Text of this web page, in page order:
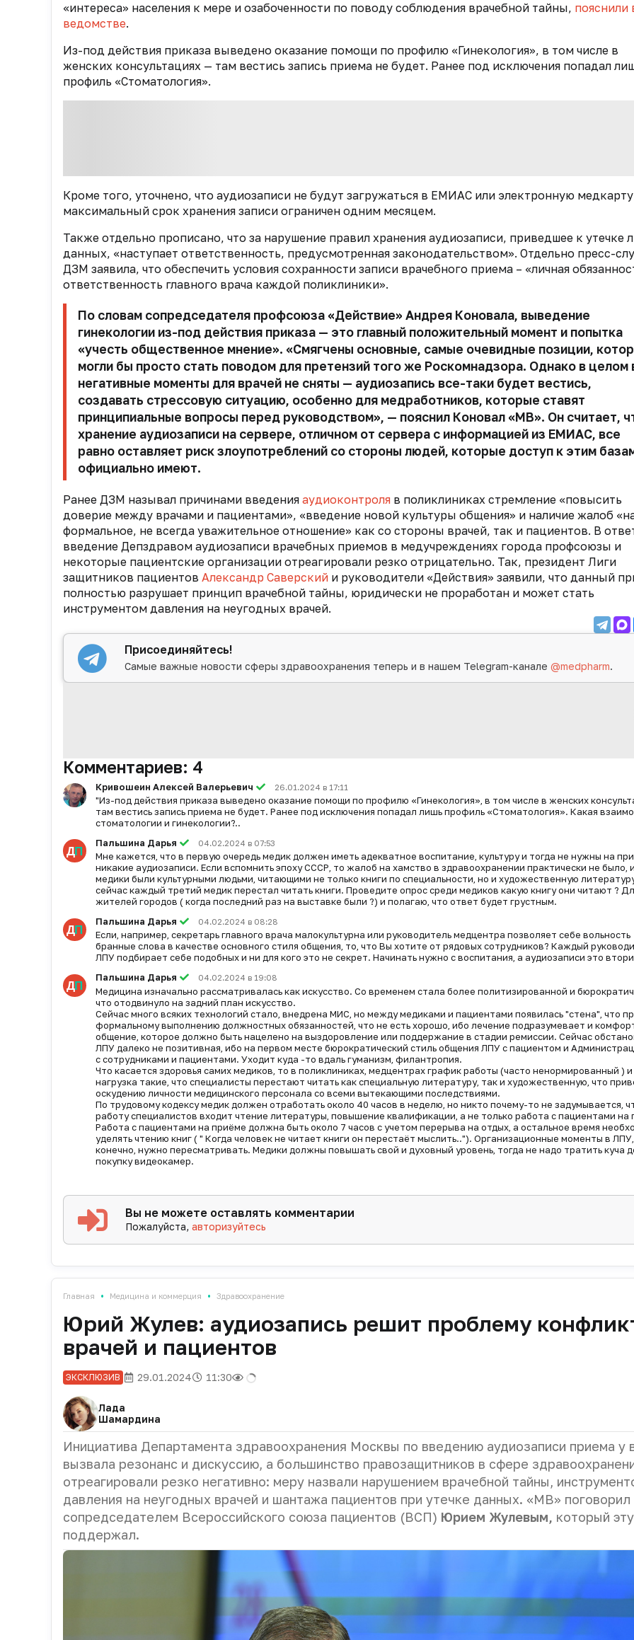
«интереса» населения к мере и озабоченности по поводу соблюдения врачебной тайны, пояснили
ведомстве.
Из-под действия приказа выведено оказание помощи по профилю «Гинекология», в том числе в
женских консультациях — там вестись запись приема не будет. Ранее под исключения попадал
профиль «Стоматология».
Кроме того, уточнено, что аудиозаписи не будут загружаться в ЕМИАС или электронную
максимальный срок хранения записи ограничен одним месяцем.
Также отдельно прописано, что за нарушение правил хранения аудиозаписи, приведшее к утечке
данных, «наступает ответственность, предусмотренная законодательством». Отдельно пресс-
ДЗМ заявила, что обеспечить условия сохранности записи врачебного приема – «личная
ответственность главного врача каждой поликлиники».
По словам сопредседателя профсоюза «Действие» Андрея Коновала, выведение
гинекологии из-под действия приказа — это главный положительный момент и попытка
«учесть общественное мнение». «Смягчены основные, самые очевидные позиции,
могли бы просто стать поводом для претензий того же Роскомнадзора. Однако в целом
негативные моменты для врачей не сняты — аудиозапись все-таки будет вестись,
создавать стрессовую ситуацию, особенно для медработников, которые ставят
принципиальные вопросы перед руководством», — пояснил Коновал «МВ». Он считает,
хранение аудиозаписи на сервере, отличном от сервера с информацией из ЕМИАС, все
равно оставляет риск злоупотреблений со стороны людей, которые доступ к этим
официально имеют.
Ранее ДЗМ называл причинами введения аудиоконтроля в поликлиниках стремление «повысить
доверие между врачами и пациентами», «введение новой культуры общения» и наличие жалоб
формальное, не всегда уважительное отношение» как со стороны врачей, так и пациентов. В
введение Депздравом аудиозаписи врачебных приемов в медучреждениях города профсоюзы и
некоторые пациентские организации отреагировали резко отрицательно. Так, президент Лиги
защитников пациентов Александр Саверский и руководители «Действия» заявили, что данный
полностью разрушает принцип врачебной тайны, юридически не проработан и может стать
инструментом давления на неугодных врачей.
Присоединяйтесь!
Самые важные новости сферы здравоохранения теперь и в нашем Telegram-канале@medpharm.
Комментариев: 4
Кривошеин Алексей Валерьевич 26.01.2024 в 17:11
"Из-под действия приказа выведено оказание помощи по профилю «Гинекология», в том числе в женских
там вестись запись приема не будет. Ранее под исключения попадал лишь профиль «Стоматология». Какая
стоматологии и гинекологии?..
Пальшина Дарья
04.02.2024 в 07:53
Мне кажется, что в первую очередь медик должен иметь адекватное воспитание, культуру и тогда не нужны на
никакие аудиозаписи. Если вспомнить эпоху СССР, то жалоб на хамство в здравоохранении практически не было,
медики были культурными людьми, читающими не только книги по специальности, но и художественную
сейчас каждый третий медик перестал читать книги. Проведите опрос среди медиков какую книгу они читают ?
жителей городов ( когда последний раз на выставке были ?) и полагаю, что ответ будет грустным.
Пальшина Дарья
04.02.2024 в 08:28
Если, например, секретарь главного врача малокультурна или руководитель медцентра позволяет себе вольность
бранные слова в качестве основного стиля общения, то, что Вы хотите от рядовых сотрудников? Каждый
ЛПУ подбирает себе подобных и ни для кого это не секрет. Начинать нужно с воспитания, а аудиозаписи это
Пальшина Дарья
04.02.2024 в 19:08
Медицина изначально рассматривалась как искусство. Со временем стала более политизированной и
что отодвинуло на задний план искусство.
Сейчас много всяких технологий стало, внедрена МИС, но между медиками и пациентами появилась "стена", что
формальному выполнению должностных обязанностей, что не есть хорошо, ибо лечение подразумевает и
общение, которое должно быть нацелено на выздоровление или поддержание в стадии ремиссии. Сейчас
ЛПУ далеко не позитивная, ибо на первом месте бюрократический стиль общения ЛПУ с пациентом и
с сотрудниками и пациентами. Уходит куда -то вдаль гуманизм, филантропия.
Что касается здоровья самих медиков, то в поликлиниках, медцентрах график работы (часто ненормированный ) и
нагрузка такие, что специалисты перестают читать как специальную литературу, так и художественную, что
оскудению личности медицинского персонала со всеми вытекающими последствиями.
По трудовому кодексу медик должен отработать около 40 часов в неделю, но никто почему-то не задумывается,
работу специалистов входит чтение литературы, повышение квалификации, а не только работа с пациентами на
Работа с пациентами на приёме должна быть около 7 часов с учетом перерыва на отдых, а остальное время
уделять чтению книг ( " Когда человек не читает книги он перестаёт мыслить.."). Организационные моменты в ЛПУ,
конечно, нужно пересматривать. Медики должны повышать свой и духовный уровень, тогда не надо тратить куча
покупку видеокамер.
Вы не можете оставлять комментарии
Пожалуйста,авторизуйтесь
Главная • Медицина и коммерция • Здравоохранение
Юрий Жулев: аудиозапись решит проблему
врачей и пациентов
ЭКСКЛЮЗИВ 29.01.2024 11:30
Лада
Шамардина
Инициатива Департамента здравоохранения Москвы по введению аудиозаписи приема у
вызвала резонанс и дискуссию, а большинство правозащитников в сфере
отреагировали резко негативно: меру назвали нарушением врачебной тайны,
давления на неугодных врачей и шантажа пациентов при утечке данных. «МВ» поговорил
сопредседателем Всероссийского союза пациентов (ВСП) Юрием Жулевым, который
поддержал.